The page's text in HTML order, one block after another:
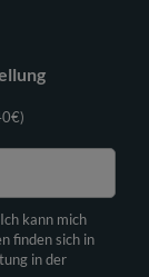
kann mich
finden sich in
in der